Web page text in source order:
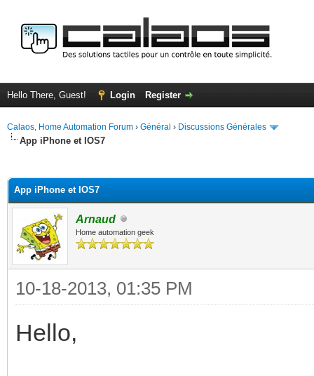
Hello There, Guest! Login Register
Calaos, Home Automation Forum › Général › Discussions Générales
App iPhone et IOS7
App iPhone et IOS7
Arnaud
Home automation geek
10-18-2013, 01:35 PM
Hello,